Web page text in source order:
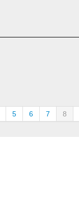
5 6 7 8